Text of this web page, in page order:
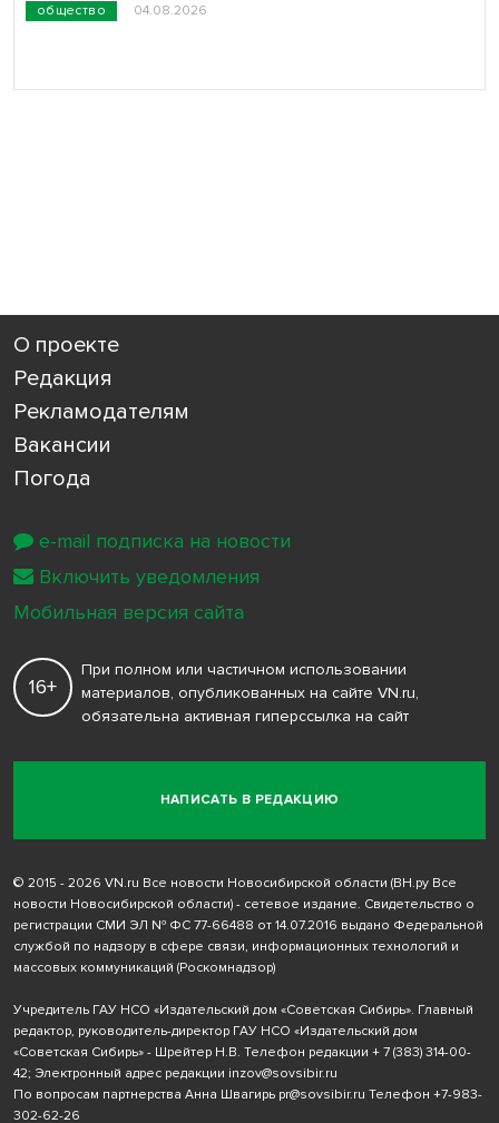
общество 04.08.2026
О проекте
Редакция
Рекламодателям
Вакансии
Погода
НАПИСАТЬ В РЕДАКЦИЮ
16+
При полном или частичном использовании
материалов, опубликованных на сайте VN.ru,
обязательна активная гиперссылка на сайт
© 2015 - 2026 VN.ru Все новости Новосибирской области (ВН.ру Все
новости Новосибирской области) - сетевое издание. Свидетельство о
регистрации СМИ ЭЛ № ФС 77-66488 от 14.07.2016 выдано Федеральной
службой по надзору в сфере связи, информационных технологий и
массовых коммуникаций (Роскомнадзор)
Учредитель ГАУ НСО «Издательский дом «Советская Сибирь». Главный
редактор, руководитель-директор ГАУ НСО «Издательский дом
«Советская Сибирь» - Шрейтер Н.В. Телефон редакции + 7 (383) 314-00-
42; Электронный адрес редакции inzov@sovsibir.ru
По вопросам партнерства Анна Швагирь pr@sovsibir.ru Телефон +7-983-
302-62-26
e-mail подписка на новости
Включить уведомления
Мобильная версия сайта